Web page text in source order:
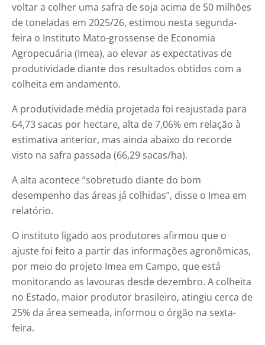
voltar a colher uma safra de soja acima de 50 milhões
de toneladas em 2025/26, estimou nesta segunda-
feira o Instituto Mato-grossense de Economia
Agropecuária (Imea), ao elevar as expectativas de
produtividade diante dos resultados obtidos com a
colheita em andamento.
A produtividade média projetada foi reajustada para
64,73 sacas por hectare, alta de 7,06% em relação à
estimativa anterior, mas ainda abaixo do recorde
visto na safra passada (66,29 sacas/ha).
A alta acontece “sobretudo diante do bom
desempenho das áreas já colhidas”, disse o Imea em
relatório.
O instituto ligado aos produtores afirmou que o
ajuste foi feito a partir das informações agronômicas,
por meio do projeto Imea em Campo, que está
monitorando as lavouras desde dezembro. A colheita
no Estado, maior produtor brasileiro, atingiu cerca de
25% da área semeada, informou o órgão na sexta-
feira.